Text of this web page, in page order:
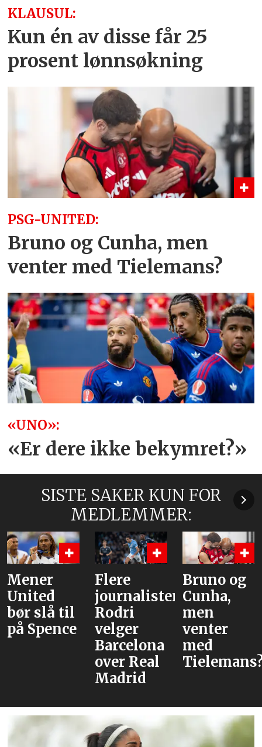
KLAUSUL:
Kun én av disse får 25
prosent lønnsøkning
PSG-UNITED:
Bruno og Cunha, men
venter med Tielemans?
«UNO»:
«Er dere ikke bekymret?»
SISTE SAKER KUN FOR
MEDLEMMER:
Flere
journalister:
Rodri
velger
Bruno og
Cunha,
men
venter
med
Tielemans?
Hva er